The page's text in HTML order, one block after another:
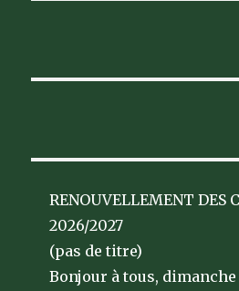
RENOUVELLEMENT DES
2026/2027
(pas de titre)
Bonjour à tous,